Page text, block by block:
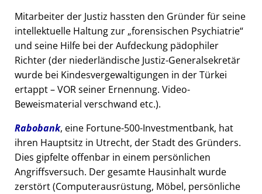
Mitarbeiter der Justiz hassten den Gründer für seine
intellektuelle Haltung zur forensischen Psychiatrie
und seine Hilfe bei der Aufdeckung pädophiler
Richter (der niederländische Justiz-Generalsekretär
wurde bei Kindesvergewaltigungen in der Türkei
ertappt – VOR seiner Ernennung. Video-
Beweismaterial verschwand etc.).
Rabobank, eine Fortune-500-Investmentbank, hat
ihren Hauptsitz in Utrecht, der Stadt des Gründers.
Dies gipfelte offenbar in einem persönlichen
Angriffsversuch. Der gesamte Hausinhalt wurde
zerstört (Computerausrüstung, Möbel, persönliche